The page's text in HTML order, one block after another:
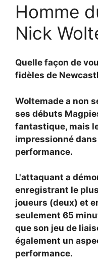
Homme
Nick
Quelle façon de
fidèles de
Woltemade a non
ses débuts
fantastique, mais
impressionné
performance.
L'attaquant a
enregistrant le
joueurs (deux) et
seulement 65
que son jeu de
également un
performance.